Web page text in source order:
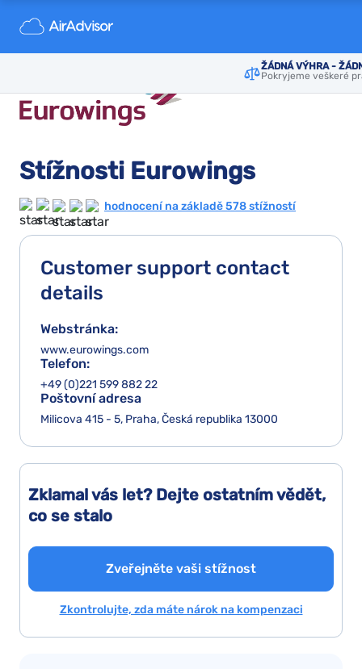
ŽÁDNÁ VÝHRA -
Pokryjeme veškeré
Stížnosti Eurowings
hodnocení na základě 578 stížností
Zklamal vás let? Dejte ostatním vědět,
co se stalo
Zveřejněte vaši stížnost
Zkontrolujte, zda máte nárok na kompenzaci
Customer support contact
details
Webstránka:
www.eurowings.com
Telefon:
+49 (0)221 599 882 22
Poštovní adresa
Milicova 415 - 5, Praha, Česká republika 13000